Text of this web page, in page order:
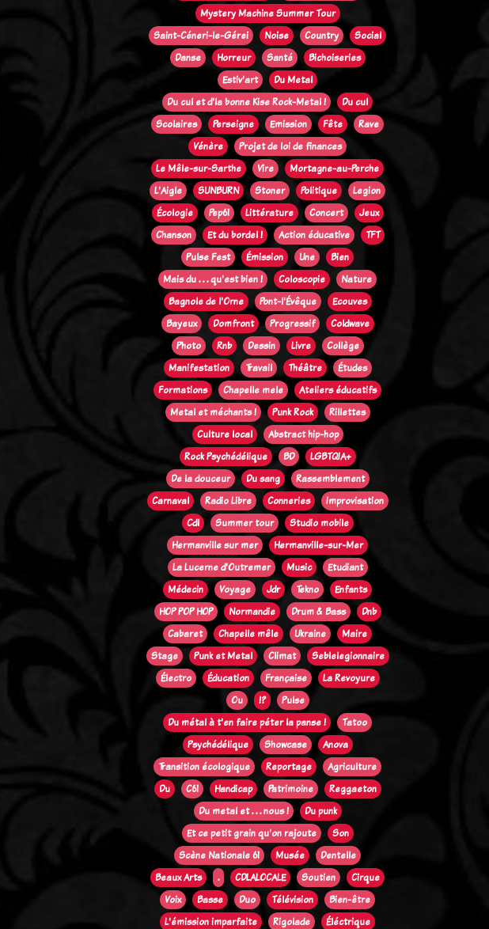
Mystery Machine Summer Tour
Saint-Céneri-le-Gérei
Noise Country
Social
Danse
Horreur Santé
Bichoiseries
Estiv'art
Du Metal
Du cul et d'la bonne Kise Rock-Metal !
Du cul
Scolaires
Perseigne Emission Fête
Rave
Vénère
Projet de loi de finances
Le Mêle-sur-Sarthe
Vire
Mortagne-au-Perche
L'Aigle
SUNBURN Stoner Politique
Legion
Écologie
Pep61 Littérature Concert
Jeux
Chanson
Et du bordel ! Action éducative
TFT
Pulse Fest
Émission Une
Bien
Mais du . . . qu'est bien !
Coloscopie
Nature
Bagnole de l'Orne
Pont-l'Évêque
Ecouves
Bayeux
Domfront Progressif
Coldwave
Photo
Rnb Dessin Livre
Collège
Manifestation
Travail Théâtre
Études
Formations
Chapelle mele
Ateliers éducatifs
Metal et méchants !
Punk Rock
Rillettes
Culture local
Abstract hip-hop
Rock Psychédélique
BD
LGBTQIA+
De la douceur
Du sang
Rassemblement
Carnaval
Radio Libre Conneries
Improvisation
Cdl
Summer tour
Studio mobile
Hermanville sur mer
Hermanville-sur-Mer
La Lucerne d'Outremer
Music
Etudiant
Médecin
Voyage Jdr Tekno
Enfants
HOP POP HOP
Normandie Drum & Bass
Dnb
Cabaret
Chapelle mêle Ukraine
Maire
Stage
Punk et Metal Climat
Seblelegionnaire
Électro
Éducation Française
La Revoyure
Ou
!?
Pulse
Du métal à t'en faire péter la panse !
Tatoo
Psychédélique
Showcase
Anova
Transition écologique
Reportage
Agriculture
Du
C61 Handicap Patrimoine
Reggaeton
Du metal et . . . nous !
Du punk
Et ce petit grain qu'on rajoute
Son
Scène Nationale 61
Musée
Dentelle
Beaux Arts
. CDLALOCALE Soutien
Cirque
Voix
Basse Duo Télévision
Bien-être
L'émission imparfaite
Rigolade
Éléctrique